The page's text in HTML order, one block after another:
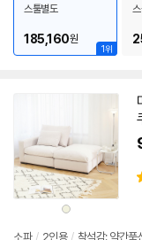
1위
스툴별도
185,160원
상
품
상
소파 / 2인용 / 착석감: 약간푹